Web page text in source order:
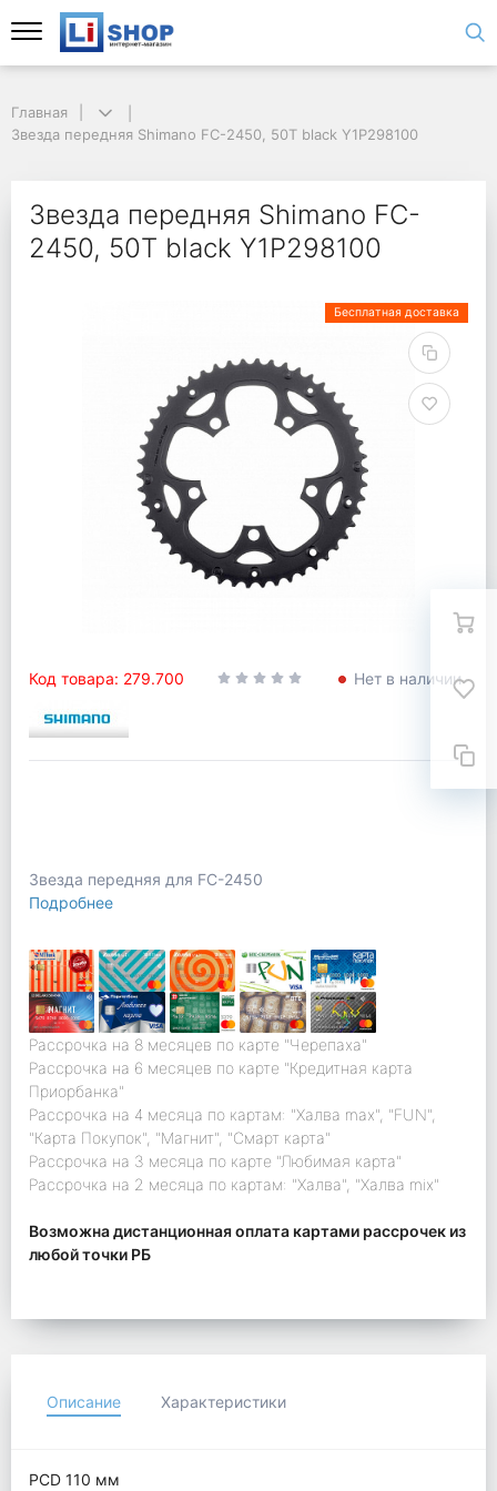
Главная
Звезда передняя Shimano FC-2450, 50T black Y1P298100
Звезда передняя Shimano FC-
2450, 50T black Y1P298100
Бесплатная доставка
Код товара: 279.700 Нет в наличии
Звезда передняя для FC-2450
Подробнее
Рассрочка на 8 месяцев по карте "Черепаха"
Рассрочка на 6 месяцев по карте "Кредитная карта
Приорбанка"
Рассрочка на 4 месяца по картам: "Халва max", "FUN",
"Карта Покупок", "Магнит", "Смарт карта"
Рассрочка на 3 месяца по карте "Любимая карта"
Рассрочка на 2 месяца по картам: "Халва", "Халва mix"
Возможна дистанционная оплата картами рассрочек из
любой точки РБ
Описание Характеристики
PCD 110 мм